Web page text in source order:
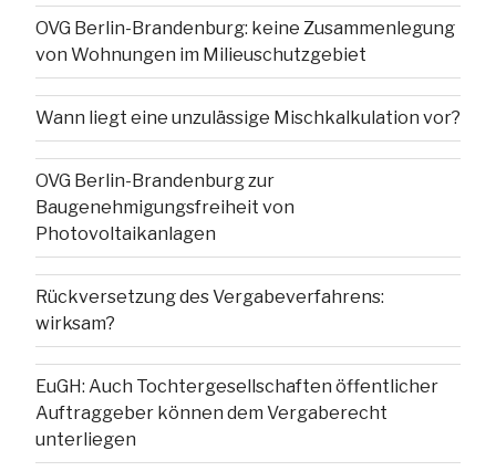
OVG Berlin-Brandenburg: keine Zusammenlegung
von Wohnungen im Milieuschutzgebiet
Wann liegt eine unzulässige Mischkalkulation vor?
OVG Berlin-Brandenburg zur
Baugenehmigungsfreiheit von
Photovoltaikanlagen
Rückversetzung des Vergabeverfahrens:
wirksam?
EuGH: Auch Tochtergesellschaften öffentlicher
Auftraggeber können dem Vergaberecht
unterliegen